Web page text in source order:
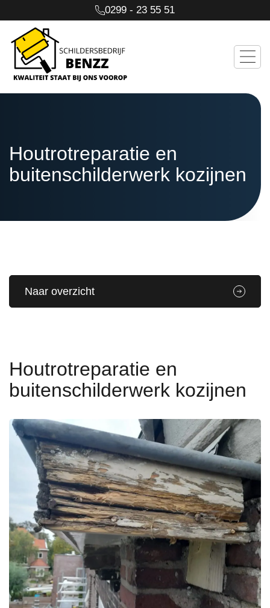
0299 - 23 55 51
Houtrotreparatie en
buitenschilderwerk kozijnen
Naar overzicht
Houtrotreparatie en
buitenschilderwerk kozijnen